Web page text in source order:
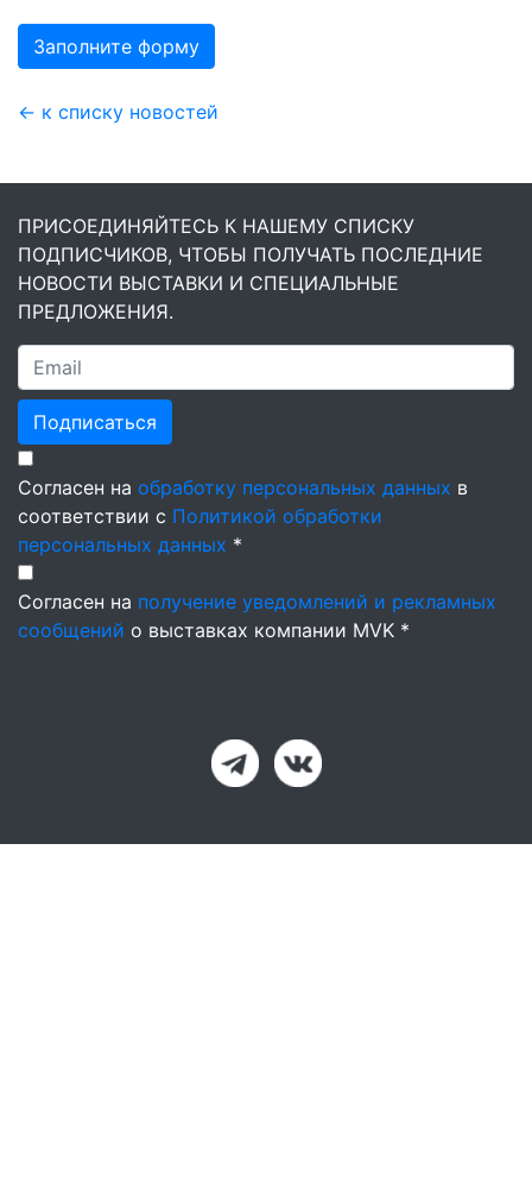
Заполните форму
← к списку новостей
ПРИСОЕДИНЯЙТЕСЬ К НАШЕМУ СПИСКУ
ПОДПИСЧИКОВ, ЧТОБЫ ПОЛУЧАТЬ ПОСЛЕДНИЕ
НОВОСТИ ВЫСТАВКИ И СПЕЦИАЛЬНЫЕ
ПРЕДЛОЖЕНИЯ.
Подписаться
Согласен на обработку персональных данных в
соответствии с Политикой обработки
персональных данных *
Согласен на получение уведомлений и рекламных
сообщений о выставках компании MVK *